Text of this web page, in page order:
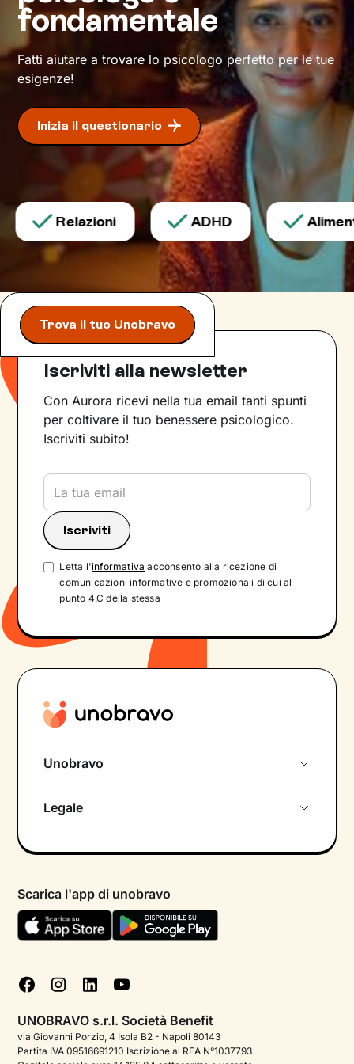
cambiamentodesiderato.
fondamentale
Fatti aiutare a trovare lo psicologo perfetto per le tue
esigenze!
Inizia il questionario
Relazioni ADHD
Trova il tuo Unobravo
Iscriviti alla newsletter
Con Aurora ricevi nella tua email tanti spunti
per coltivare il tuo benessere psicologico.
Iscriviti subito!
Letta l'informativa acconsento alla ricezione di
comunicazioni informative e promozionali di cui al
punto 4.C della stessa
Unobravo
Psicologo in chat
Aiuto urgente
FAQ
Podcast di psicologia
Corporate
Legale
Termini e condizioni
Informativa Privacy
Cookie policy
Gestisci cookie
Scarica l'app di unobravo
UNOBRAVO s.r.l. Società Benefit
via Giovanni Porzio, 4 Isola B2 - Napoli 80143
Partita IVA 09516691210 Iscrizione al REA N°1037793